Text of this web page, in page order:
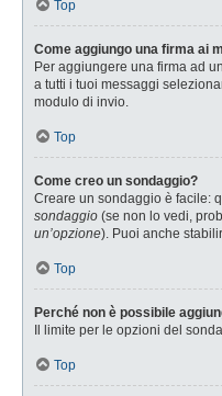
Top
Come aggiungo una firma ai
Per aggiungere una firma ad
a tutti i tuoi messaggi
modulo di invio.
Top
Come creo un sondaggio?
Creare un sondaggio è facile:
sondaggio (se non lo vedi,
un’opzione). Puoi anche
Top
Perché non è possibile
Il limite per le opzioni del
Top